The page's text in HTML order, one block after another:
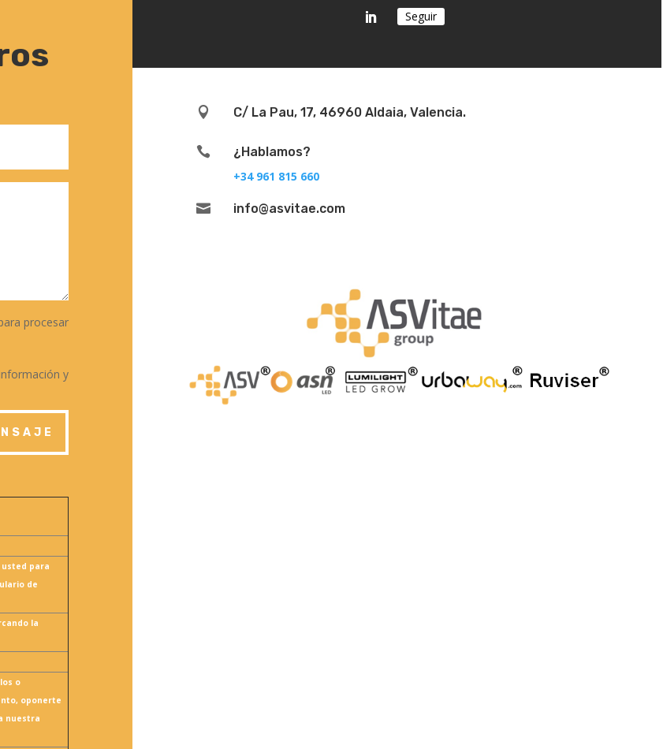
procesar
y
para
de
la
o
oponerte
nuestra
Seguir
 C/ La Pau, 17, 46960 Aldaia, Valencia.

¿Hablamos?
+34 961 815 660
 info@asvitae.com